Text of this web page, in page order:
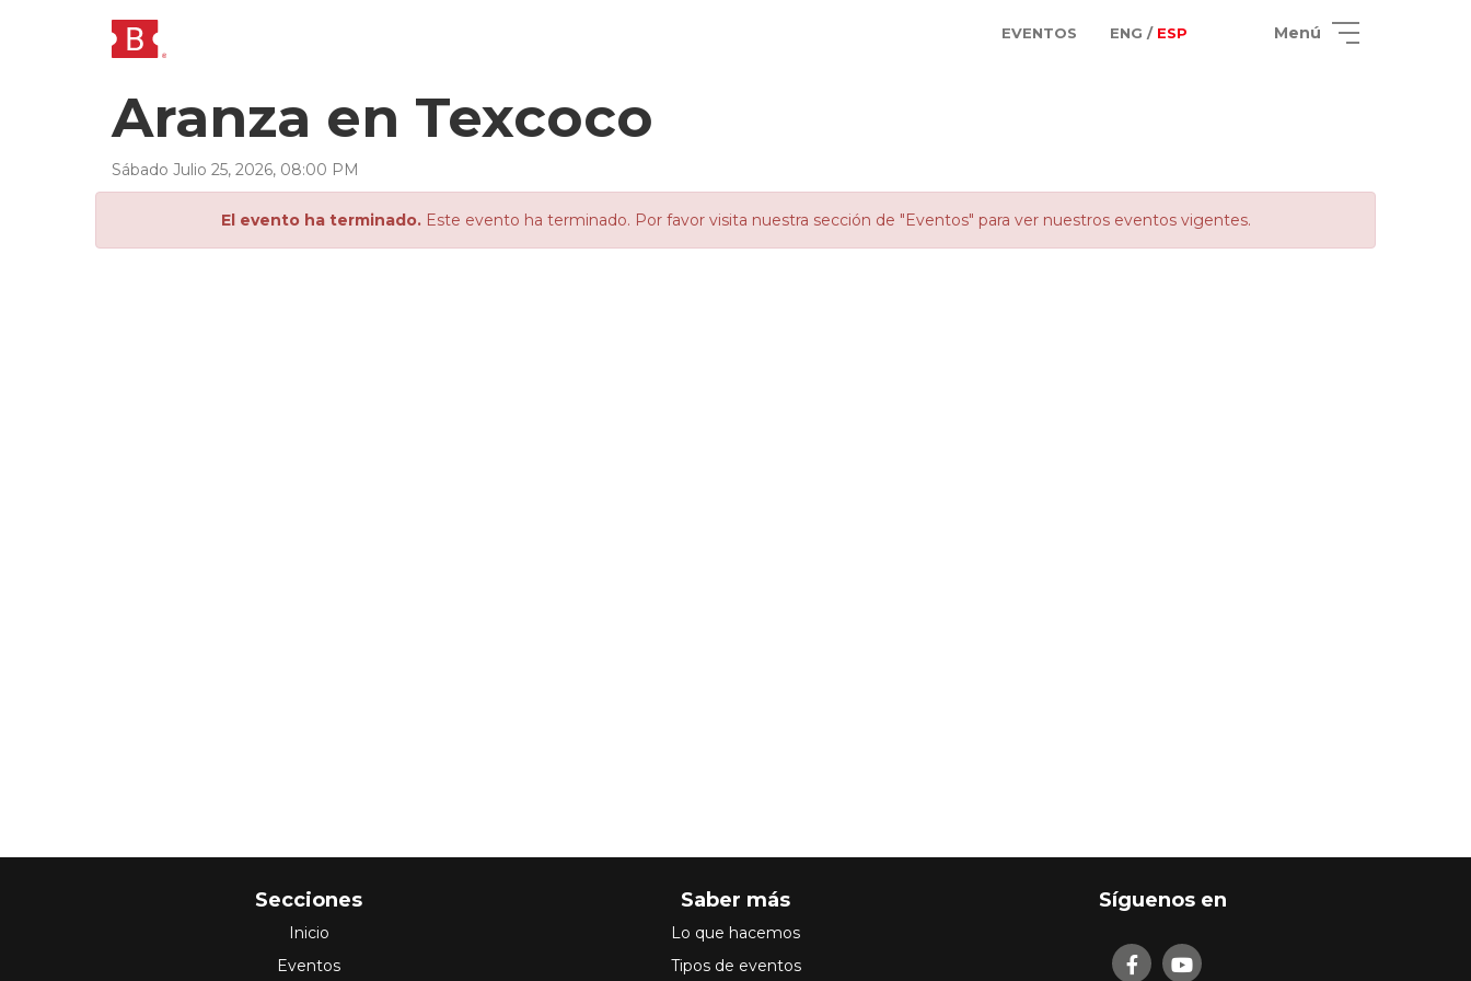
EVENTOS ENG / ESP Menú
Aranza en Texcoco
Sábado Julio 25, 2026, 08:00 PM
El evento ha terminado.Este evento ha terminado. Por favor visita nuestra sección de "Eventos" para ver nuestros eventos vigentes.
Secciones
Inicio
Eventos
Saber más
Lo que hacemos
Tipos de eventos
Síguenos en